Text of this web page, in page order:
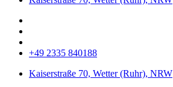
+49 2335 840188
Kaiserstraße 70, Wetter (Ruhr), NRW